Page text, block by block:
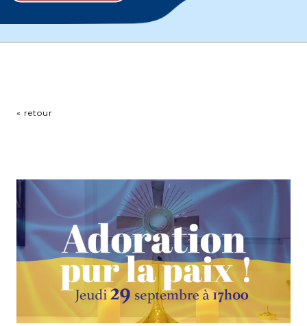
« retour